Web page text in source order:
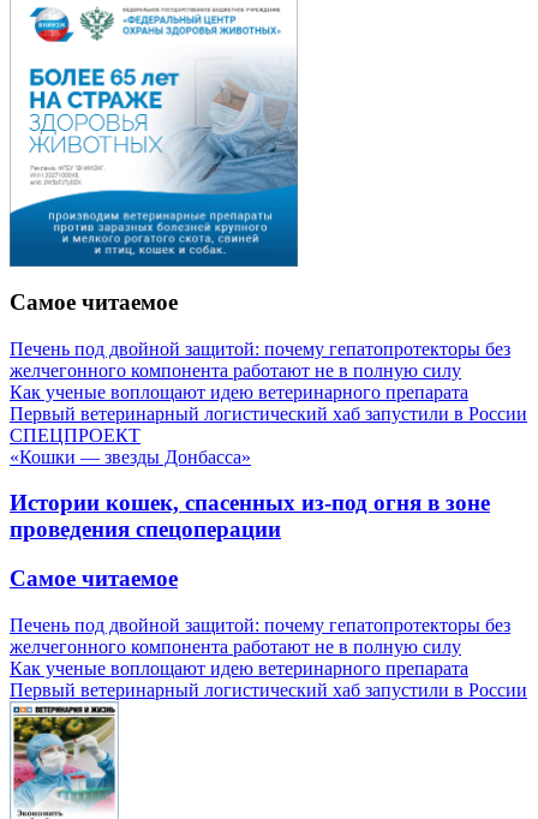
Самое читаемое
Печень под двойной защитой: почему гепатопротекторы без
желчегонного компонента работают не в полную силу
Как ученые воплощают идею ветеринарного препарата
Первый ветеринарный логистический хаб запустили в России
СПЕЦПРОЕКТ
«Кошки — звезды Донбасса»
Истории кошек, спасенных из-под огня в зоне
проведения спецоперации
Самое читаемое
Печень под двойной защитой: почему гепатопротекторы без
желчегонного компонента работают не в полную силу
Как ученые воплощают идею ветеринарного препарата
Первый ветеринарный логистический хаб запустили в России